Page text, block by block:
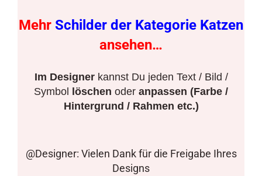
Mehr Schilder der Kategorie Katzen
ansehen…
Im Designerkannst Du jeden Text / Bild /
Symbol
löschen oder anpassen (Farbe /
Hintergrund / Rahmen etc.)
@Designer: Vielen Dank für die Freigabe Ihres
Designs